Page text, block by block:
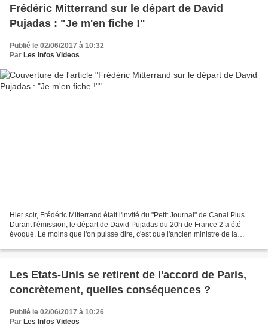
Frédéric Mitterrand sur le départ de David
Pujadas : "Je m'en fiche !"
Publié le 02/06/2017 à 10:32
Par Les Infos Videos
Hier soir, Frédéric Mitterrand était l'invité du "Petit Journal" de Canal Plus.
Durant l'émission, le départ de David Pujadas du 20h de France 2 a été
évoqué. Le moins que l'on puisse dire, c'est que l'ancien ministre de la
Les Etats-Unis se retirent de l'accord de Paris,
concrètement, quelles conséquences ?
Publié le 02/06/2017 à 10:26
Par Les Infos Videos